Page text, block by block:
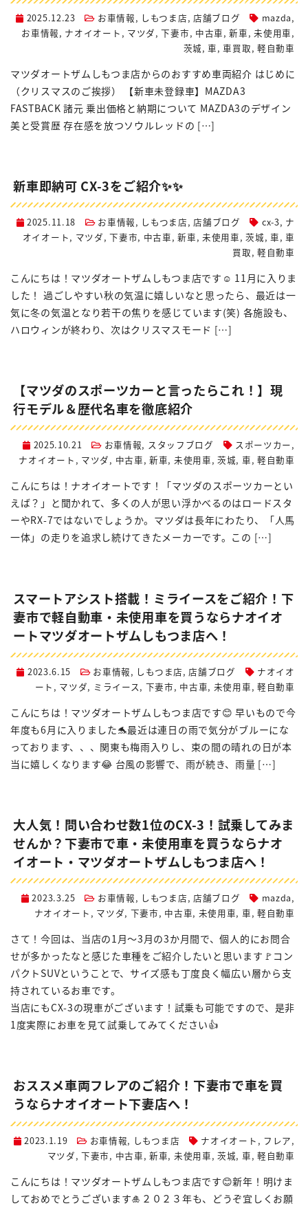
2025.12.23 お車情報, しもつま店, 店舗ブログ mazda,
お車情報, ナオイオート , マツダ,下妻市, 中古車,新車,未使用車,
茨城, 車, 車買取, 軽自動車
マツダオートザムしもつま店からのおすすめ車両紹介 はじめに
（クリスマスのご挨拶） 【新車未登録車】MAZDA3
FASTBACK 諸元 乗出価格と納期について MAZDA3のデザイン
美と受賞歴 存在感を放つソウルレッドの […]
新車即納可 CX-3をご紹介✨✨
2025.11.18 お車情報, しもつま店, 店舗ブログ cx-3, ナ
オイオート, マツダ,下妻市, 中古車,新車, 未使用車,茨城, 車,車
買取, 軽自動車
こんにちは！マツダオートザムしもつま店です☺️ 11月に入りま
した！ 過ごしやすい秋の気温に嬉しいなと思ったら、最近は一
気に冬の気温となり若干の焦りを感じています(笑) 各施設も、
ハロウィンが終わり、次はクリスマスモード […]
【マツダのスポーツカーと言ったらこれ！】現
行モデル＆歴代名車を徹底紹介
2025.10.21 お車情報, スタッフブログ スポーツカー,
ナオイオート , マツダ, 中古車,新車, 未使用車,茨城, 車, 軽自動車
こんにちは！ナオイオートです！「マツダのスポーツカーとい
えば？」と聞かれて、多くの人が思い浮かべるのはロードスタ
ーやRX-7ではないでしょうか。マツダは長年にわたり、「人馬
一体」の走りを追求し続けてきたメーカーです。この […]
スマートアシスト搭載！ミライースをご紹介！下
妻市で軽自動車・未使用車を買うならナオイオ
ートマツダオートザムしもつま店へ！
2023.6.15 お車情報, しもつま店, 店舗ブログ
ナオイオ
ート , マツダ, ミライース, 下妻市, 中古車, 未使用車, 軽自動車
こんにちは！マツダオートザムしもつま店です😊 早いもので今
年度も6月に入りました🐬最近は連日の雨で気分がブルーにな
っております、、、関東も梅雨入りし、束の間の晴れの日が本
当に嬉しくなります😂 台風の影響で、雨が続き、雨量 […]
大人気！問い合わせ数1位のCX-3！試乗してみま
せんか？下妻市で車・未使用車を買うならナオ
イオート・マツダオートザムしもつま店へ！
2023.3.25 お車情報, しもつま店, 店舗ブログ mazda,
ナオイオート , マツダ, 下妻市, 中古車, 未使用車, 車, 軽自動車
さて！今回は、当店の1月～3月の3か月間で、個人的にお問合
せが多かったなと感じた車種をご紹介したいと思います🚩コン
パクトSUVということで、サイズ感も丁度良く幅広い層から支
持されているお車です。
当店にもCX-3の現車がございます！試乗も可能ですので、是非
1度実際にお車を見て試乗してみてください👍
おススメ車両フレアのご紹介！下妻市で車を買
うならナオイオート下妻店へ！
2023.1.19 お車情報, しもつま店 ナオイオート , フレア,
マツダ,下妻市, 中古車,新車, 未使用車,茨城, 車, 軽自動車
こんにちは！マツダオートザムしもつま店です😊新年！明けま
しておめでとうございます🎍２０２３年も、どうぞ宜しくお願